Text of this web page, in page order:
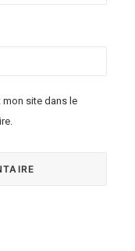
mon site dans le